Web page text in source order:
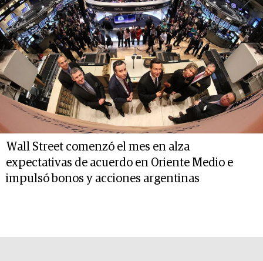
Wall Street comenzó el mes en alza
expectativas de acuerdo en Oriente Medio e
impulsó bonos y acciones argentinas